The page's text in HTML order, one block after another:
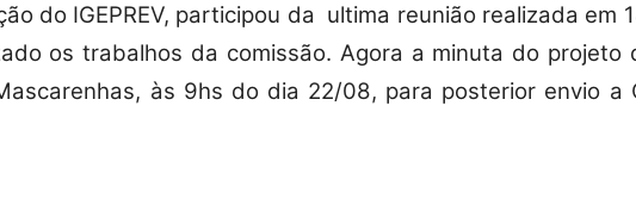
da
do IGEPREV, participou da ultima reunião realizada em
os trabalhos da comissão. Agora a minuta do projeto
às 9hs do dia 22/08, para posterior envio a